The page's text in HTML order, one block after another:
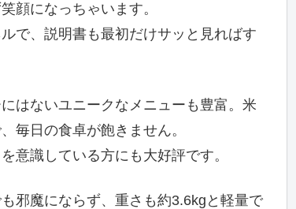
顔になっちゃいます。
で、説明書も最初だけサッと見ればす
はないユニークなメニューも豊富。米
毎日の食卓が飽きません。
意識している方にも大好評です。
邪魔にならず、重さも約3.6kgと軽量で